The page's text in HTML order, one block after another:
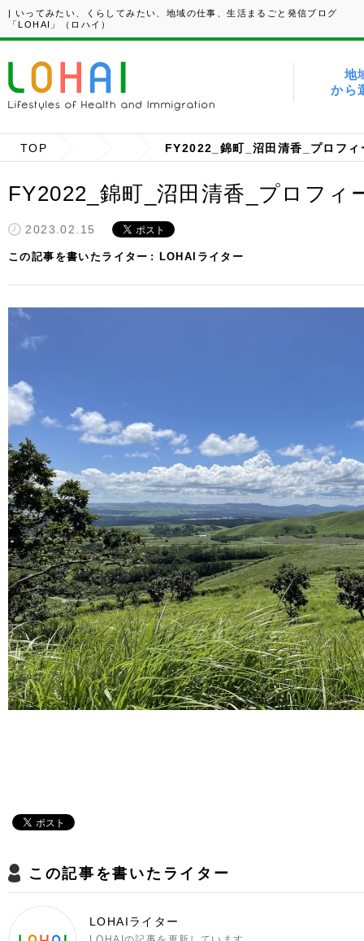
| いってみたい、くらしてみたい、地域の仕事、生活まるごと発信ブログ
「LOHAI」（ロハイ）
地
から
TOP FY2022_錦町_沼田清香_プロフィ
FY2022_錦町_沼田清香_プロフィ
2023.02.15
この記事を書いたライター LOHAIライター
この記事を書いたライター
LOHAIライター